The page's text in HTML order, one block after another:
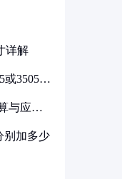
详解
或3505代
与应用
别加多少